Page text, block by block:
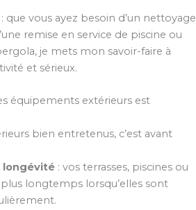
: que vous ayez besoin d’un nettoyage
remise en service de piscine ou
je mets mon savoir-faire à
et sérieux.
équipements extérieurs est
bien entretenus, c’est avant
longévité: vos terrasses, piscines ou
longtemps lorsqu’elles sont